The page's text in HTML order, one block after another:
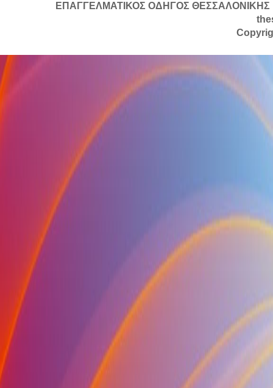
ΕΠΑΓΓΕΛΜΑΤΙΚΟΣ ΟΔΗΓΟΣ ΘΕΣΣΑΛΟΝΙΚΗΣ